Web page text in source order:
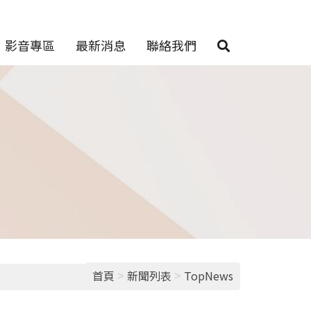
影音專區 最新消息 聯絡我們
首頁 > 新聞列表 > TopNews